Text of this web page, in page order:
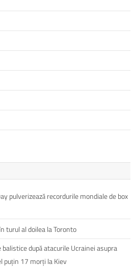
pulverizează recordurile mondiale de box
turul al doilea la Toronto
după atacurile Ucrainei asupra
puțin 17 morți la Kiev